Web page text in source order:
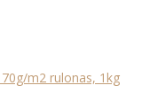
m2 rulonas, 1kg